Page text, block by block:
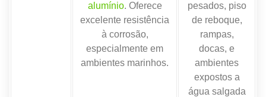
alumínio. Oferece
excelente resistência
à corrosão,
especialmente em
ambientes marinhos.
pesados, piso
de reboque,
rampas,
docas, e
ambientes
expostos a
água salgada